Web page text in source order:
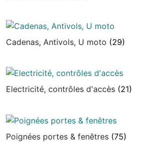
Cadenas, Antivols, U moto (29)
Electricité, contrôles d'accès (21)
Poignées portes & fenêtres (75)